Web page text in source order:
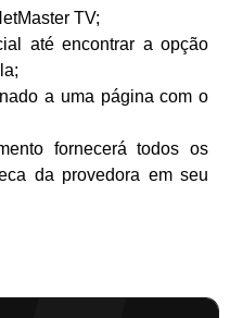
TV;
até encontrar a opção
a uma página com o
fornecerá todos os
da provedora em seu